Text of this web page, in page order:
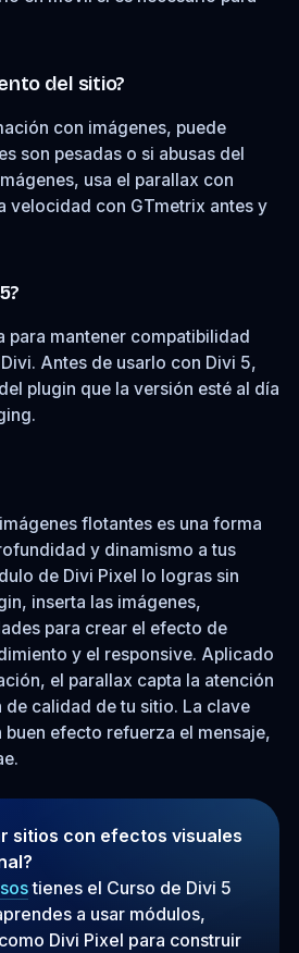
del sitio?
con imágenes, puede
son pesadas o si abusas del
usa el parallax con
velocidad con GTmetrix antes y
para mantener compatibilidad
Antes de usarlo con Divi 5,
plugin que la versión esté al día
flotantes es una forma
y dinamismo a tus
de Divi Pixel lo logras sin
inserta las imágenes,
para crear el efecto de
y el responsive. Aplicado
el parallax capta la atención
calidad de tu sitio. La clave
buen efecto refuerza el mensaje,
sitios con efectos visuales
tienes el Curso de Divi 5
a usar módulos,
Divi Pixel para construir